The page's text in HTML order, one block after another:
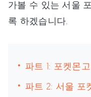
가볼 수 있는 서울
록 하겠습니다.
파트 1: 포켓몬
파트 2: 서울 포